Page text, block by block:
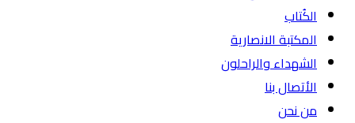
الكُتاب
المكتبة الانصارية
الشهداء والراحلون
الأتصال بنا
من نحن